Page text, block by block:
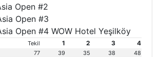
Open #2
Open #3
Open #4 WOW Hotel Yeşilköy
Tekil 1 2 3 4
77 39 35 38
48